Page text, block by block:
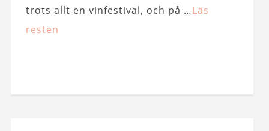
trots allt en vinfestival, och på …Läs
resten